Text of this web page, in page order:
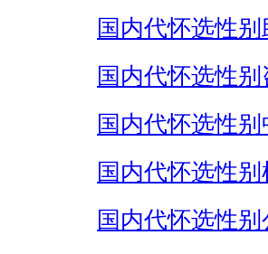
国内代怀选性别
国内代怀选性别
国内代怀选性别
国内代怀选性别
国内代怀选性别